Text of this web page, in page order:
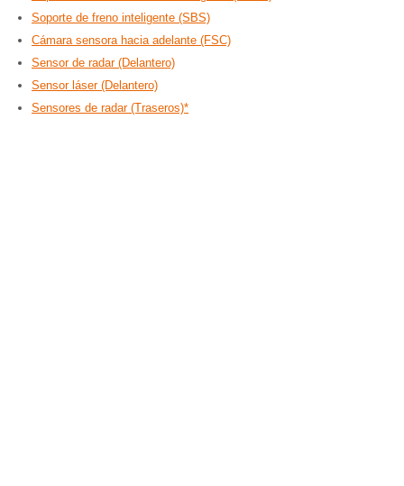
Soporte de freno inteligente (SBS)
Cámara sensora hacia adelante (FSC)
Sensor de radar (Delantero)
Sensor láser (Delantero)
Sensores de radar (Traseros)*